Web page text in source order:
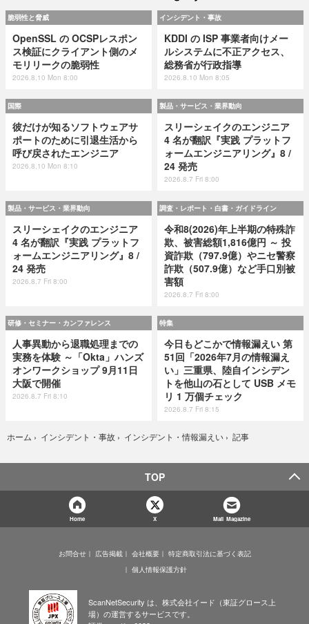
脆弱性と脅威
OpenSSL の OCSPレスポン
ス検証にクライアント側のメ
モリリークの脆弱性
2026.8.10 Mon 8:00
インシデント・事故
KDDI の ISP 事業者向けメー
ルシステムに不正アクセス、
総務省が行政指導
2026.8.10 Mon 8:05
国際
彼だけが知るソフトウェアサ
ポートのために引退生活から
呼び戻されたエンジニア
2026.8.10 Mon 8:10
製品・サービス・業界動向
スリーシェイクのエンジニア
4 名が翻訳『実践 プラットフ
ォームエンジニアリング』8 /
24 発売
2026.8.7 Fri 8:00
製品・サービス・業界動向
スリーシェイクのエンジニア
4 名が翻訳『実践 プラットフ
ォームエンジニアリング』8 /
24 発売
2026.8.7 Fri 8:00
調査・レポート・白書・ガイドライン
令和8(2026)年上半期の特殊詐
欺、被害総額1,816億円 ～ 投
資詐欺（797.9億）やニセ警察
詐欺（507.9億）など手口別被
害額
2026.8.7 Fri 8:00
研修・セミナー・カンファレンス
人事異動から退職処理までの
実務を体験 ～「Okta」ハンズ
オンワークショップ 9月11日
大阪で開催
2026.8.7 Fri 8:10
特集
今日もどこかで情報漏えい 第
51回「2026年7月の情報漏え
い」三重県、陸自インシデン
トを他山の石として USB メモ
リ 1 万個チェック
2026.8.7 Fri 8:15
ホーム › インシデント・事故 › インシデント・情報漏えい › 記事
TOP
Home X Mail Magazine
お問合せ 広告掲載 会社概要
特定商取引法に基づく表記
個人情報保護方針
ScanNetSecurity は、株式会社イード（東証グロース上
場）の運営するサービスです。